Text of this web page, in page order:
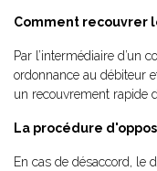
Comment recouvrer
Par l’intermédiaire d’un
ordonnance au débiteur
un recouvrement rapide
La procédure
En cas de désaccord, le